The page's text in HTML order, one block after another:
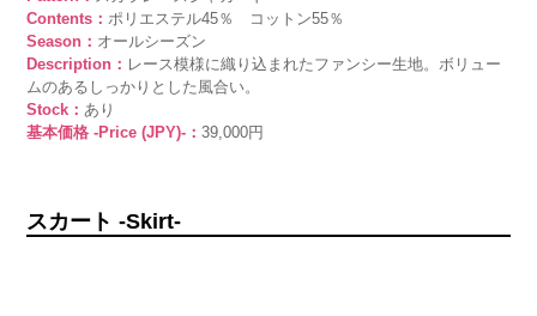
Contents：ポリエステル45％ コットン55％
Season： オールシーズン
Description： レース模様に織り込まれたファンシー生地。ボリュー
ムのあるしっかりとした風合い。
Stock：あり
基本価格 -Price (JPY)-：39,000円
スカート -Skirt-